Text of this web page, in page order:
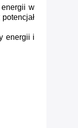
energii w
energii i